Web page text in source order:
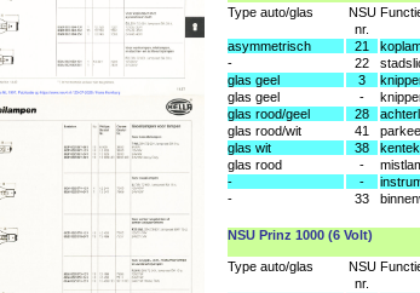
Type auto/glas NSU
nr.
asymmetrisch
21
-
22
glas geel
3
glas geel
-
glas rood/geel
28
glas rood/wit
41
glas wit
38
glas rood
-
-
-
-
33
NSU Prinz 1000 (6 Volt)
Type auto/glas NSU
nr.